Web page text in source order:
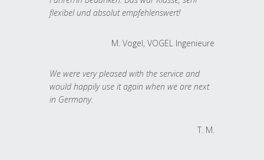
flexibel und absolut empfehlenswert!
M. Vogel, VOGEL Ingenieure
We were very pleased with the service and
would happily use it again when we are next
in Germany.
T. M.